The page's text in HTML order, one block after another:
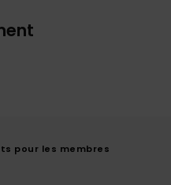
pour les membres